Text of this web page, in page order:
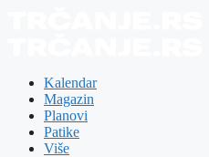
Kalendar
Magazin
Planovi
Patike
Više